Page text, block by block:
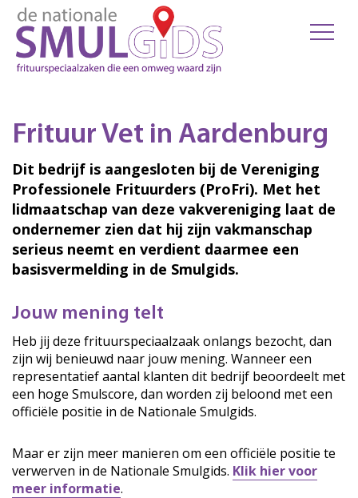
Frituur Vet in Aardenburg
Dit bedrijf is aangesloten bij de Vereniging
Professionele Frituurders (ProFri). Met het
lidmaatschap van deze vakvereniging laat de
ondernemer zien dat hij zijn vakmanschap
serieus neemt en verdient daarmee een
basisvermelding in de Smulgids.
Jouw mening telt
Heb jij deze frituurspeciaalzaak onlangs bezocht, dan
zijn wij benieuwd naar jouw mening. Wanneer een
representatief aantal klanten dit bedrijf beoordeelt met
een hoge Smulscore, dan worden zij beloond met een
officiële positie in de Nationale Smulgids.
Maar er zijn meer manieren om een officiële positie te
verwerven in de Nationale Smulgids. Klik hier voor
meer informatie.